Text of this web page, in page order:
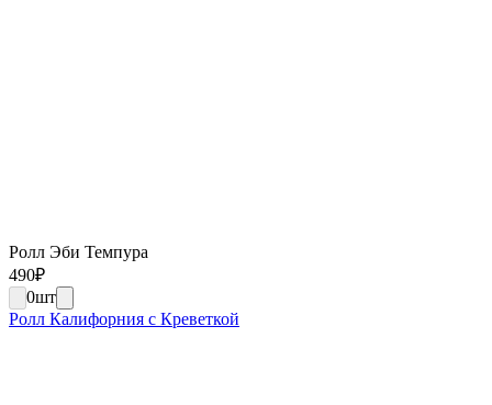
Ролл Эби Темпура
490₽
0шт
Ролл Калифорния с Креветкой